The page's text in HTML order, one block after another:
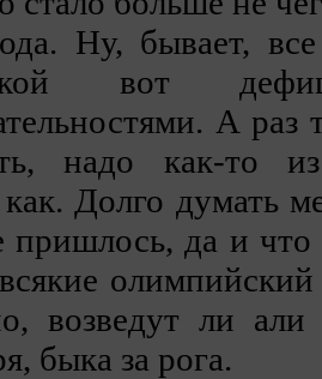
Ну, бывает,
вот
А раз
надо как-то
Долго думать
пришлось, да и что
возведут ли
быка за рога.